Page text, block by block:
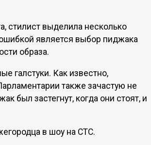
стилист выделила несколько
является выбор пиджака
образа.
галстуки. Как известно,
также зачастую не
был застегнут, когда они стоят, и
в шоу на СТС.